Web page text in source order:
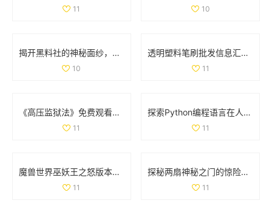
11 10
揭开黑料社的神秘面纱，探讨其背后的真相与影响
10
透明塑料笔刷批发信息汇总及价格优惠来源分析
11
《高压监狱法》免费观看，揭示法律与人性的深刻较量
11
探索Python编程语言在人与动物行为模拟中的应用与实践
11
魔兽世界巫妖王之怒版本最受欢迎职业全面分析与推荐
11
探秘两扇神秘之门的惊险视频体验与背后故事
11